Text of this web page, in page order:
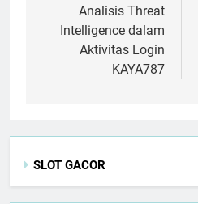
navigation
Analisis Threat
Intelligence dalam
Aktivitas Login
KAYA787
SLOT GACOR